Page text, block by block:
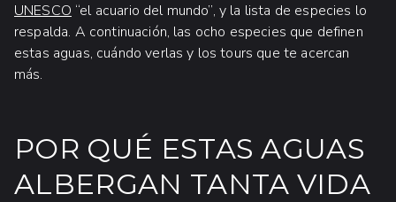
UNESCO “el acuario del mundo”, y la lista de especies lo
respalda. A continuación, las ocho especies que definen
estas aguas, cuándo verlas y los tours que te acercan
más.
POR QUÉ ESTAS AGUAS
ALBERGAN TANTA VIDA